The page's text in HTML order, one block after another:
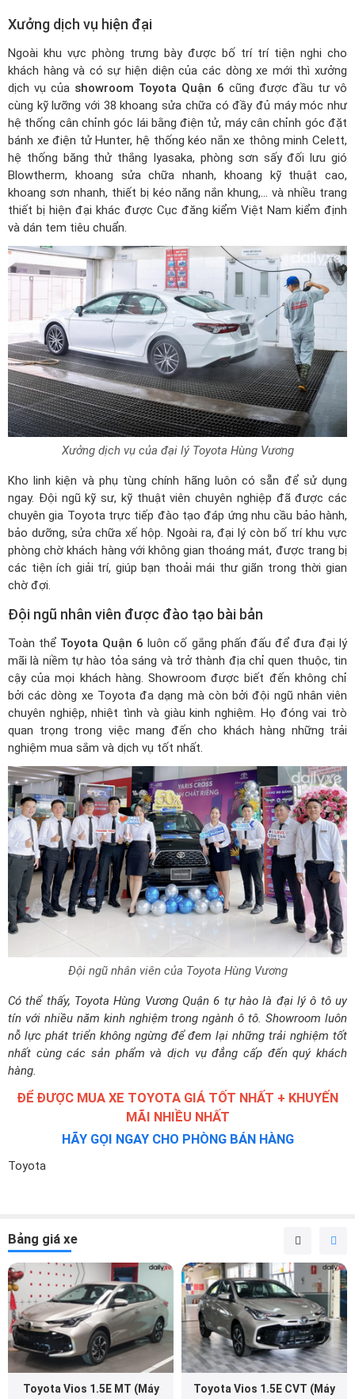
Xưởng dịch vụ hiện đại
Ngoài khu vực phòng trưng bày được bố trí trí tiện nghi cho
khách hàng và có sự hiện diện của các dòng xe mới thì xưởng
dịch vụ của showroom Toyota Quận 6 cũng được đầu tư vô
cùng kỹ lưỡng với 38 khoang sửa chữa có đầy đủ máy móc như
hệ thống cân chỉnh góc lái bằng điện tử, máy cân chỉnh góc đặt
bánh xe điện tử Hunter, hệ thống kéo nắn xe thông minh Celett,
hệ thống băng thử thắng Iyasaka, phòng sơn sấy đối lưu gió
Blowtherm, khoang
sửa chữa nhanh, khoang kỹ thuật cao,
khoang sơn nhanh, thiết bị kéo năng nắn khung,... và nhiều trang
thiết bị hiện đại khác được Cục đăng kiểm Việt Nam kiểm định
và dán tem tiêu chuẩn.
Xưởng dịch vụ của đại lý Toyota Hùng Vương
Kho linh kiện và phụ tùng chính hãng luôn có sẵn để sử dụng
ngay. Đội ngũ kỹ sư, kỹ thuật viên chuyên nghiệp đã được các
chuyên gia Toyota trực tiếp đào tạo đáp ứng nhu cầu bảo hành,
bảo dưỡng, sửa chữa xế hộp. Ngoài ra, đại lý còn bố trí khu vực
phòng chờ khách hàng với không gian thoáng mát, được trang bị
các tiện ích giải trí, giúp bạn thoải mái thư giãn trong thời gian
chờ đợi.
Đội ngũ nhân viên được đào tạo bài bản
Toàn thể Toyota Quận 6 luôn cố gắng phấn đấu để đưa đại lý
mãi là niềm tự hào tỏa sáng và trở thành địa chỉ quen thuộc, tin
cậy của mọi khách hàng. Showroom được biết đến không chỉ
bởi các dòng xe Toyota đa dạng mà còn bởi đội ngũ nhân viên
chuyên nghiệp, nhiệt tình và giàu kinh nghiệm. Họ đóng vai trò
quan trọng trong việc mang đến cho khách hàng những trải
nghiệm mua sắm và dịch vụ tốt nhất.
Đội ngũ nhân viên của Toyota Hùng Vương
Có thể thấy, Toyota Hùng Vương Quận 6 tự hào là đại lý ô tô uy
tín với nhiều năm kinh nghiệm trong ngành ô tô. Showroom luôn
nỗ lực phát triển không ngừng để đem lại những trải nghiệm tốt
nhất cùng các sản phẩm và dịch vụ đẳng cấp đến quý khách
hàng.
ĐỂ ĐƯỢC MUA XE TOYOTA GIÁ TỐT NHẤT + KHUYẾN
MÃI NHIỀU NHẤT
HÃY GỌI NGAY CHO PHÒNG BÁN HÀNG
Toyota
Bảng giá xe
Toyota Vios 1.5E MT (Máy
Toyota Vios 1.5E CVT (Máy